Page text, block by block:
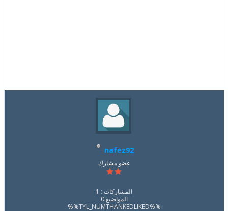
nafez92
عضو مشارك
المشاركات : 1
المواضيع 0
%%TYL_NUMTHANKEDLIKED%%